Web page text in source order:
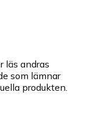
läs andras
som lämnar
produkten.